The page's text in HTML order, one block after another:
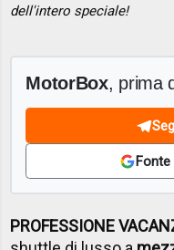
dell'intero speciale!
MotorBox, prima
PROFESSIONE